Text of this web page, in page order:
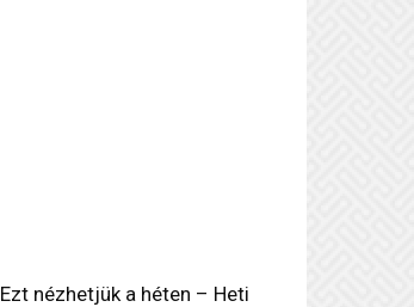
Ezt nézhetjük a héten – Heti